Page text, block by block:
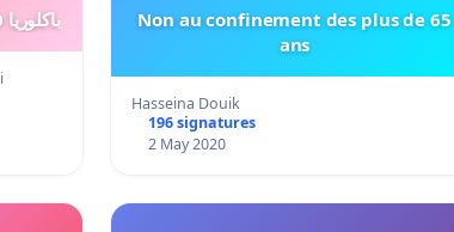
BACCALAURÉAT 2020 ! // ! 2020 باكلوريا
Non au confinement des plus de 65
ans
Hasseina Douik
196 signatures
2 May 2020